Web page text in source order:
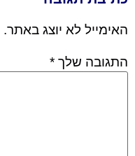
האימייל לא יוצג באתר.
התגובה שלך *